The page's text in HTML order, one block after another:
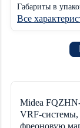
Габариты в
Все
Midea
VRF-системы,
фреоновую